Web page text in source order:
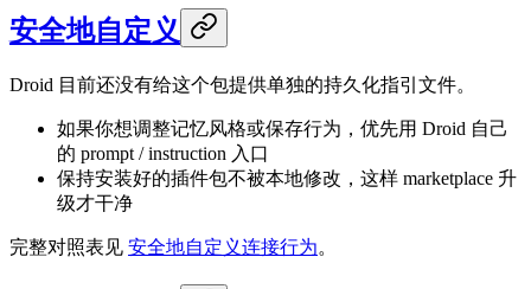
安全地自定义
Droid 目前还没有给这个包提供单独的持久化指引文件。
如果你想调整记忆风格或保存行为，优先用 Droid 自己
的 prompt / instruction 入口
保持安装好的插件包不被本地修改，这样 marketplace 升
级才干净
完整对照表见 安全地自定义连接行为。